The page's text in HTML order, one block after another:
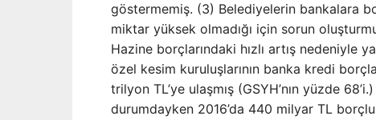
göstermemiş. (3) Belediyelerin bankalara
miktar yüksek olmadığı için sorun
Hazine borçlarındaki hızlı artış nedeniyle
özel kesim kuruluşlarının banka kredi
trilyon TL’ye ulaşmış (GSYH’nın yüzde
durumdayken 2016’da 440 milyar TL